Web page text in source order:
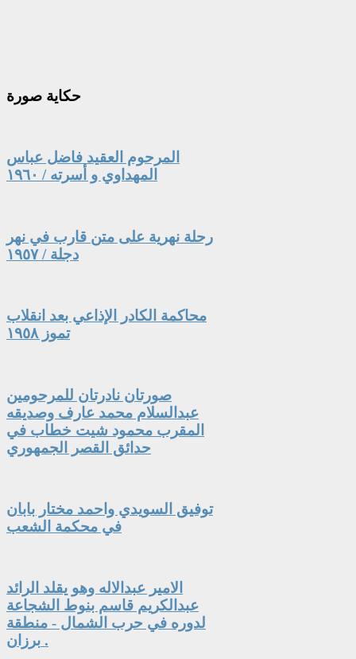
حكاية صورة
المرحوم العقيد فاضل عباس
المهداوي و أسرته / ١٩٦٠
رحلة نهرية على متن قارب في نهر
دجلة / ١٩٥٧
محاكمة الكادر الإذاعي بعد انقلاب
تموز ١٩٥٨
صورتان نادرتان للمرحومين
عبدالسلام محمد عارف وصديقه
المقرب محمود شيت خطاب في
حدائق القصر الجمهوري
توفيق السويدي واحمد مختار بابان
في محكمة الشعب
الامير عبدالاله وهو يقلد الرائد
عبدالكريم قاسم بنوط الشجاعة
لدوره في حرب الشمال - منطقة
برزان .